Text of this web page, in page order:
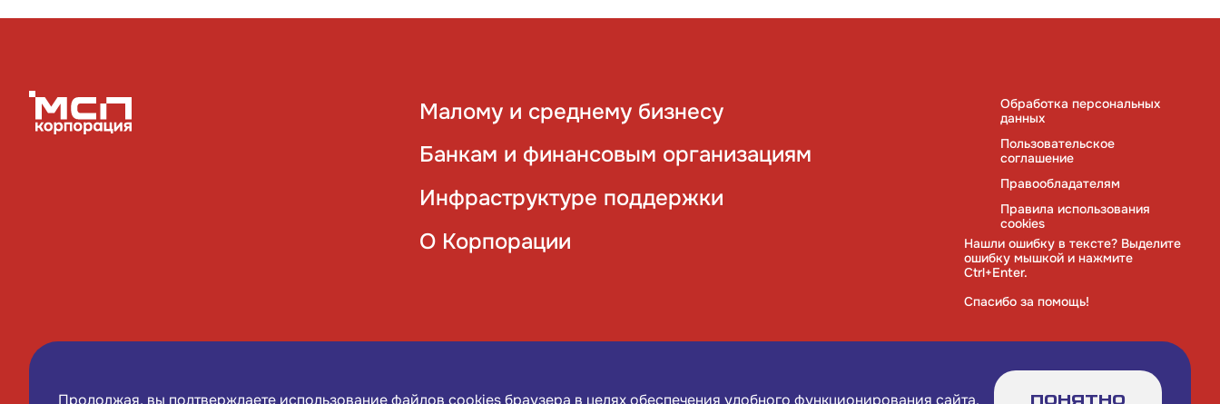
Соцсети
Малому и среднему бизнесу
Банкам и финансовым организациям
Инфраструктуре поддержки
О Корпорации
Обработка персональных
данных
Пользовательское
соглашение
Правообладателям
Правила использования
cookies
Нашли ошибку в тексте? Выделите
ошибку мышкой и нажмите
Ctrl+Enter.
Спасибо за помощь!
Продолжая, вы подтверждаете использование файлов cookiesбраузера в целях обеспечения удобного функционирования сайта. Понятно